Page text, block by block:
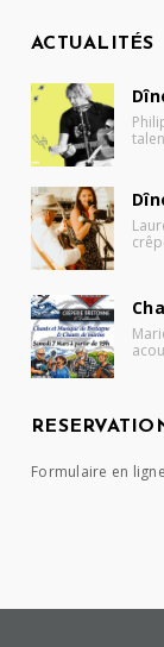
ACTUALITÉS
Formulaire en